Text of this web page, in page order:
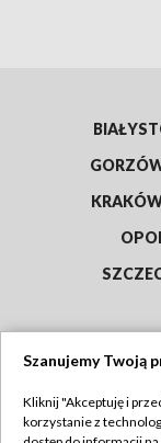
Szanujemy Twoją
Kliknij "Akceptuję i
korzystanie z